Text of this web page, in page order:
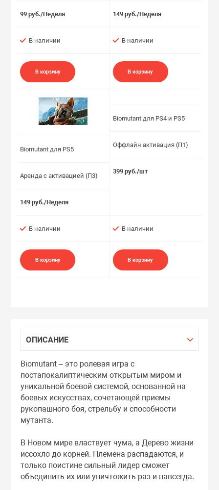
99 руб./Неделя
В наличии
В корзину
149 руб./Неделя
В наличии
В корзину
Biomutant для PS5
Аренда с активацией (П3)
149 руб./Неделя
В наличии
В корзину
Biomutant для PS4 и PS5
Оффлайн активация (П1)
399 руб./шт
В наличии
В корзину
ОПИСАНИЕ
Biomutant – это ролевая игра с
постапокалиптическим открытым миром и
уникальной боевой системой, основанной на
боевых искусствах, сочетающей приемы
рукопашного боя, стрельбу и способности
мутанта.
В Новом мире властвует чума, а Дерево жизни
иссохло до корней. Племена распадаются, и
только поистине сильный лидер сможет
объединить их или уничтожить раз и навсегда.